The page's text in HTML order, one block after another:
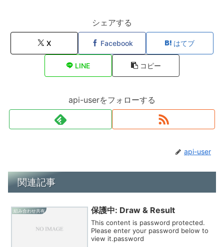
シェアする
X Facebook はてブ
LINE コピー
api-userをフォローする
api-user
関連記事
組み合わせ共有 保護中: Draw & Result
This content is password protected.
Please enter your password below to
view it.password